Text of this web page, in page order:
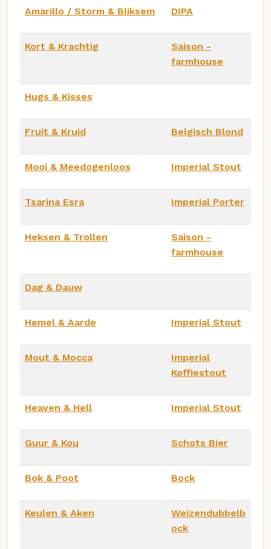
Amarillo / Storm & Bliksem DIPA
Kort & Krachtig
Saison -
farmhouse
Hugs & Kisses
Fruit & Kruid Belgisch Blond
Mooi & Meedogenloos Imperial Stout
Tsarina Esra Imperial Porter
Heksen & Trollen
Saison -
farmhouse
Dag & Dauw
Hemel & Aarde Imperial Stout
Mout & Mocca
Imperial
Koffiestout
Heaven & Hell Imperial Stout
Guur & Kou Schots Bier
Bok & Poot Bock
Keulen & Aken
Weizendubbelb
ock